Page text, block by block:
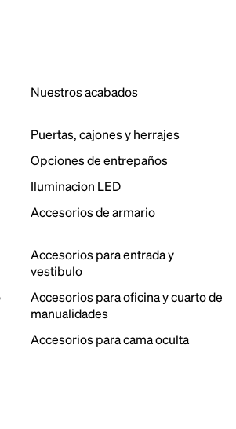
Nuestros acabados
Puertas, cajones y herrajes
Opciones de entrepaños
Iluminacion LED
Accesorios de armario
Accesorios para entrada y
vestibulo
Accesorios para oficina y cuarto de
manualidades
Accesorios para cama oculta